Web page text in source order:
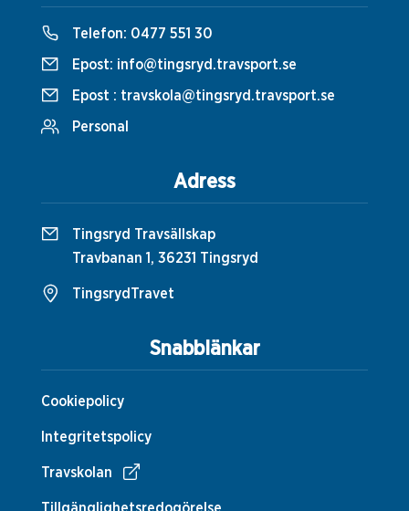
Snabblänkar
Cookiepolicy
Integritetspolicy
Travskolan
Telefon: 0477 551 30
Epost: info@tingsryd.travsport.se
Epost : travskola@tingsryd.travsport.se
Personal
Adress
Tingsryd Travsällskap
Travbanan 1, 36231 Tingsryd
TingsrydTravet